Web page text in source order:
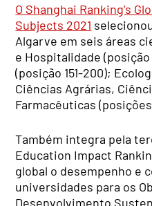
O Shanghai Ranking’s
Subjects 2021
Algarve em seis áreas
e Hospitalidade
(posição 151-200);
Ciências Agrárias,
Farmacêuticas
Também integra pela
Education Impact
global o desempenho e
universidades para os
Desenvolvimento